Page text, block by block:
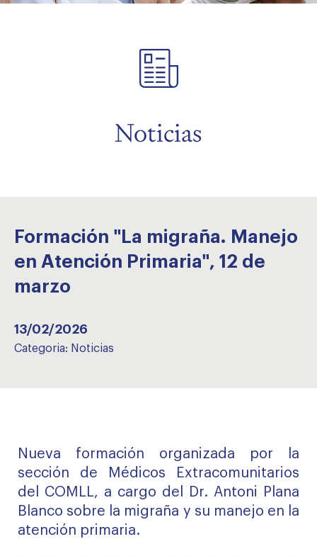
Noticias
Formación "La migraña. Manejo
en Atención Primaria", 12 de
marzo
13/02/2026
Categoria: Noticias
Nueva formación organizada por la
sección de Médicos Extracomunitarios
del COMLL, a cargo del Dr. Antoni Plana
Blanco sobre la migraña y su manejo en la
atención primaria.